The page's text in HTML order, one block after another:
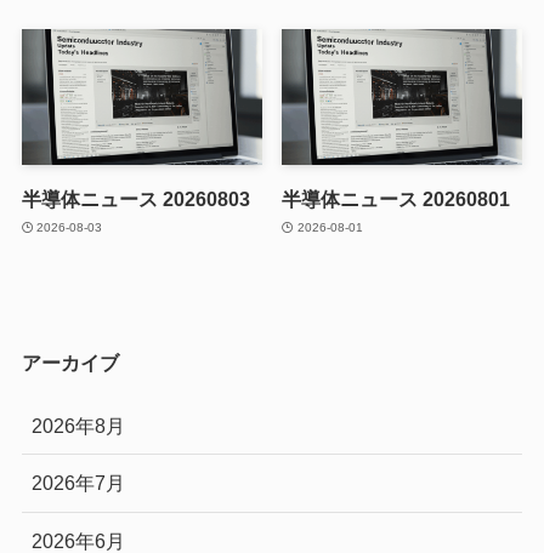
半導体ニュース 20260803
2026-08-03
半導体ニュース 20260801
2026-08-01
アーカイブ
2026年8月
2026年7月
2026年6月